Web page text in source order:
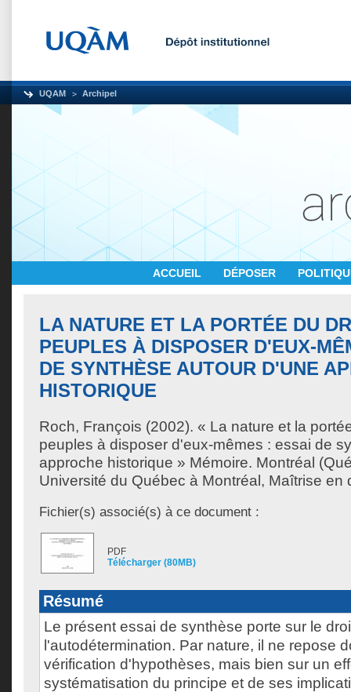
UQAM Archipel
ACCUEIL DÉPOSER
LA NATURE ET LA PORTÉE DU
PEUPLES À DISPOSER D'EUX-
DE SYNTHÈSE AUTOUR D'UNE
HISTORIQUE
Roch, François (2002). « La nature et la
peuples à disposer d'eux-mêmes : essai de
approche historique » Mémoire. Montréal
Université du Québec à Montréal, Maîtrise en
Fichier(s) associé(s) à ce document :
PDF
Télécharger (80MB)
Résumé
Le présent essai de synthèse porte sur le
l'autodétermination. Par nature, il ne repose
vérification d'hypothèses, mais bien sur un
systématisation du principe et de ses